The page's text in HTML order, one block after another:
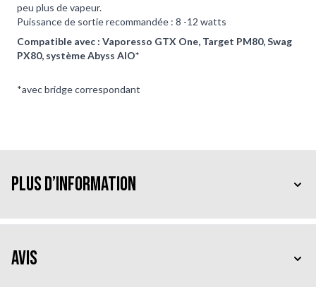
peu plus de vapeur.
Puissance de sortie recommandée : 8 -12 watts
Compatible avec : Vaporesso GTX One, Target PM80, Swag
PX80, système Abyss AIO*
*avec bridge correspondant
Plus d’information
Avis